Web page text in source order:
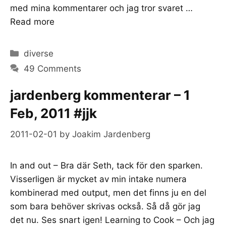
med mina kommentarer och jag tror svaret …
Read more
Categories
diverse
49 Comments
jardenberg kommenterar – 1
Feb, 2011 #jjk
2011-02-01 by Joakim Jardenberg
In and out – Bra där Seth, tack för den sparken.
Visserligen är mycket av min intake numera
kombinerad med output, men det finns ju en del
som bara behöver skrivas också. Så då gör jag
det nu. Ses snart igen! Learning to Cook – Och jag